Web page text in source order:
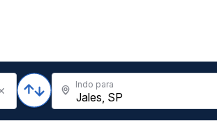
Indo para